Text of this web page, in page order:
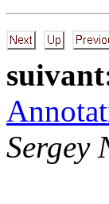
Sergey